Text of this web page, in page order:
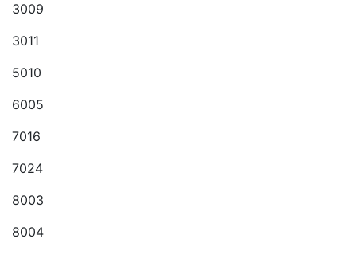
3009
3011
5010
6005
7016
7024
8003
8004